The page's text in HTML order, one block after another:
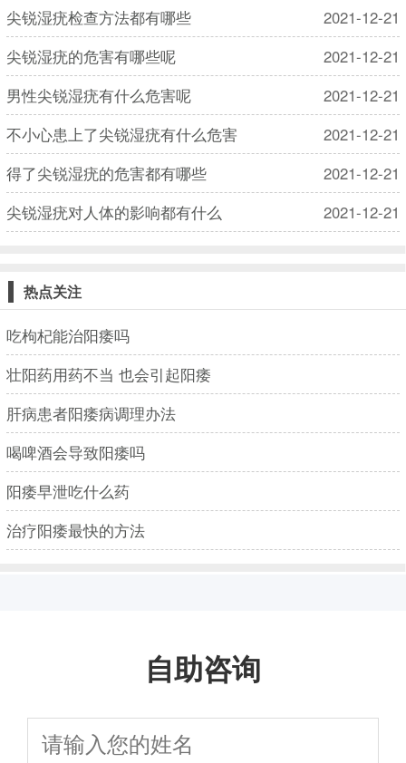
尖锐湿疣检查方法都有哪些
2021-12-21
尖锐湿疣的危害有哪些呢
2021-12-21
男性尖锐湿疣有什么危害呢
2021-12-21
不小心患上了尖锐湿疣有什么危害
2021-12-21
得了尖锐湿疣的危害都有哪些
2021-12-21
尖锐湿疣对人体的影响都有什么
2021-12-21
热点关注
吃枸杞能治阳痿吗
壮阳药用药不当 也会引起阳痿
肝病患者阳痿病调理办法
喝啤酒会导致阳痿吗
阳痿早泄吃什么药
治疗阳痿最快的方法
自助咨询